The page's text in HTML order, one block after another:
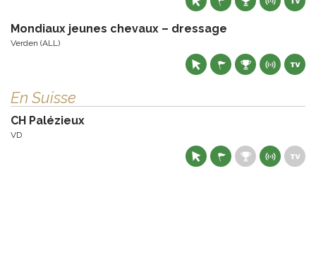
Mondiaux jeunes chevaux – dressage
Verden (ALL)
En Suisse
CH Palézieux
VD